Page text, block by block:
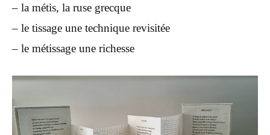
– la métis, la ruse grecque
– le tissage une technique revisitée
– le métissage une richesse